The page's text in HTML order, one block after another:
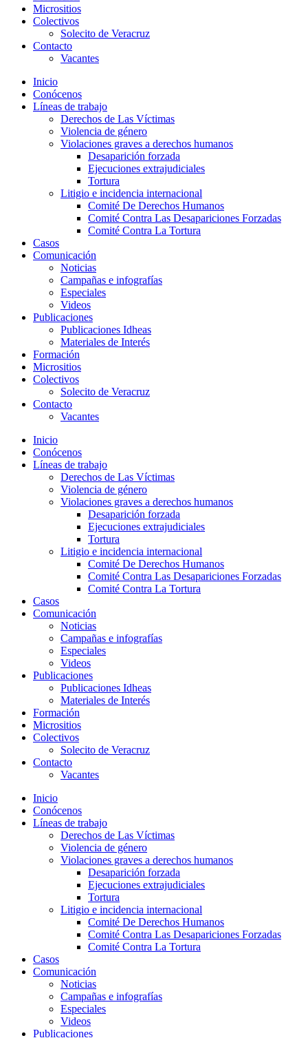
Micrositios
Colectivos
Solecito de Veracruz
Contacto
Vacantes
Inicio
Conócenos
Líneas de trabajo
Derechos de Las Víctimas
Violencia de género
Violaciones graves a derechos humanos
Desaparición forzada​
Ejecuciones extrajudiciales
Tortura
Litigio e incidencia internacional
Comité De Derechos Humanos​
Comité Contra Las Desapariciones Forzadas
Comité Contra La Tortura​
Casos
Comunicación
Noticias
Campañas e infografías
Especiales
Videos
Publicaciones
Publicaciones Idheas
Materiales de Interés
Formación
Micrositios
Colectivos
Solecito de Veracruz
Contacto
Vacantes
Inicio
Conócenos
Líneas de trabajo
Derechos de Las Víctimas
Violencia de género
Violaciones graves a derechos humanos
Desaparición forzada​
Ejecuciones extrajudiciales
Tortura
Litigio e incidencia internacional
Comité De Derechos Humanos​
Comité Contra Las Desapariciones Forzadas
Comité Contra La Tortura​
Casos
Comunicación
Noticias
Campañas e infografías
Especiales
Videos
Publicaciones
Publicaciones Idheas
Materiales de Interés
Formación
Micrositios
Colectivos
Solecito de Veracruz
Contacto
Vacantes
Inicio
Conócenos
Líneas de trabajo
Derechos de Las Víctimas
Violencia de género
Violaciones graves a derechos humanos
Desaparición forzada​
Ejecuciones extrajudiciales
Tortura
Litigio e incidencia internacional
Comité De Derechos Humanos​
Comité Contra Las Desapariciones Forzadas
Comité Contra La Tortura​
Casos
Comunicación
Noticias
Campañas e infografías
Especiales
Videos
Publicaciones